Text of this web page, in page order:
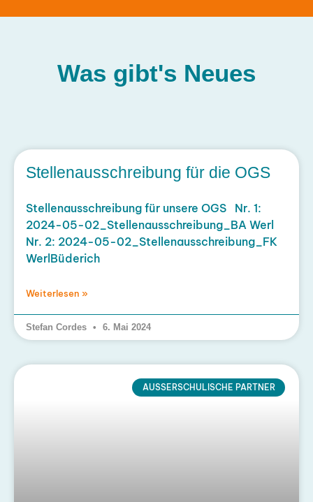
Was gibt's Neues
Stellenausschreibung für die OGS
Stellenausschreibung für unsere OGS Nr. 1:
2024-05-02_Stellenausschreibung_BA Werl
Nr. 2: 2024-05-02_Stellenausschreibung_FK
WerlBüderich
Weiterlesen »
Stefan Cordes 6. Mai 2024
AUSSERSCHULISCHE PARTNER